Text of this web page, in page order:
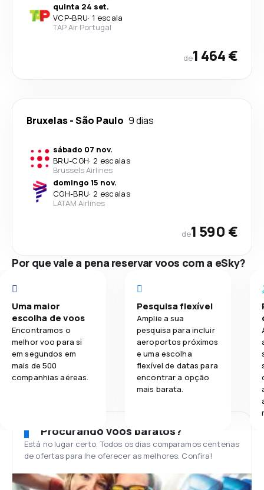
quinta 24 set.
VCP-BRU· 1 escala
TAP Air Portugal
de1 464 €
Bruxelas-São Paulo 9 dias
sábado 07 nov.
BRU-CGH· 2 escalas
Brussels Airlines
domingo 15 nov.
CGH-BRU· 2 escalas
LATAM Airlines
de1 590 €
Por que vale a pena reservar voos com a eSky?
Uma maior
escolha de voos
Encontramos o
melhor voo para si
em segundos em
mais de 500
companhias aéreas.
Pesquisa flexível
Amplie a sua
pesquisa para incluir
aeroportos próximos
e uma escolha
flexível de datas para
encontrar a opção
mais barata.
Procurando voos baratos?
Está no lugar certo. Todos os dias comparamos centenas
de ofertas para lhe oferecer as melhores. Confira!